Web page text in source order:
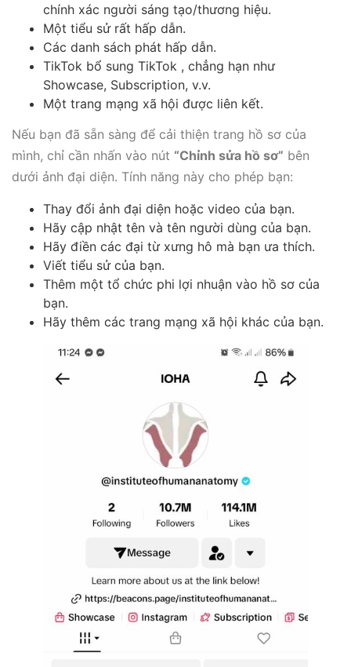
chính xác người sáng tạo/thương hiệu.
Một tiểu sử rất hấp dẫn.
Các danh sách phát hấp dẫn.
TikTok bổ sung TikTok , chẳng hạn như
Showcase, Subscription, v.v.
Một trang mạng xã hội được liên kết.
Nếu bạn đã sẵn sàng để cải thiện trang hồ sơ của
mình, chỉ cần nhấn vào nút “Chỉnh sửa hồ sơ” bên
dưới ảnh đại diện. Tính năng này cho phép bạn:
Thay đổi ảnh đại diện hoặc video của bạn.
Hãy cập nhật tên và tên người dùng của bạn.
Hãy điền các đại từ xưng hô mà bạn ưa thích.
Viết tiểu sử của bạn.
Thêm một tổ chức phi lợi nhuận vào hồ sơ của
bạn.
Hãy thêm các trang mạng xã hội khác của bạn.